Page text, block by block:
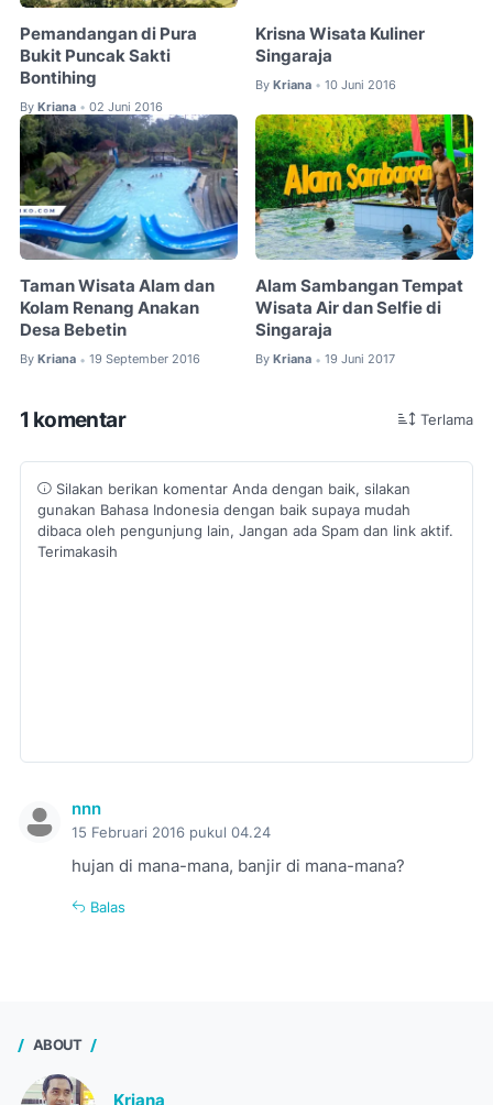
Pemandangan di Pura
Bukit Puncak Sakti
Bontihing
By Kriana • 02 Juni 2016
Krisna Wisata Kuliner
Singaraja
By Kriana • 10 Juni 2016
Taman Wisata Alam dan
Kolam Renang Anakan
Desa Bebetin
By Kriana • 19 September 2016
Alam Sambangan Tempat
Wisata Air dan Selfie di
Singaraja
By Kriana • 19 Juni 2017
1 komentar Terlama
Silakan berikan komentar Anda dengan baik, silakan
gunakan Bahasa Indonesia dengan baik supaya mudah
dibaca oleh pengunjung lain, Jangan ada Spam dan link aktif.
Terimakasih
nnn
15 Februari 2016 pukul 04.24
hujan di mana-mana, banjir di mana-mana?
Balas
ABOUT
Kriana